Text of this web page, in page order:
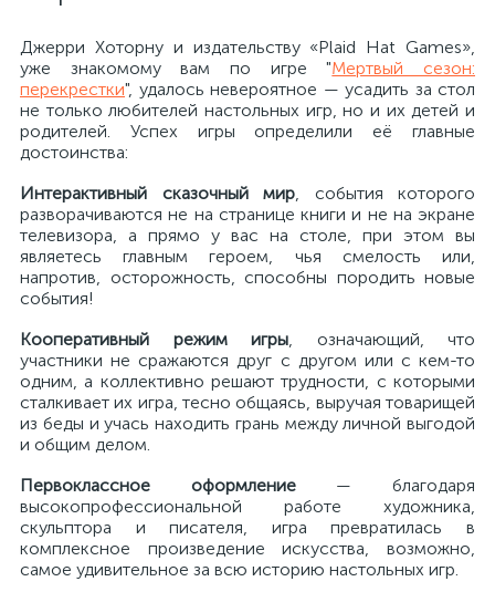
Джерри Хоторну и издательству «Plaid Hat Games»,
уже знакомому вам по игре "Мертвый сезон:
перекрестки", удалось невероятное — усадить за стол
не только любителей настольных игр, но и их детей и
родителей. Успех игры определили её главные
достоинства:
Интерактивный сказочный мир, события которого
разворачиваются не на странице книги и не на экране
телевизора, а прямо у вас на столе, при этом вы
являетесь главным героем, чья смелость или,
напротив, осторожность, способны породить новые
события!
Кооперативный режим игры, означающий, что
участники не сражаются друг с другом или с кем-то
одним, а коллективно решают трудности, с которыми
сталкивает их игра, тесно общаясь, выручая товарищей
из беды и учась находить грань между личной выгодой
и общим делом.
Первоклассное оформление— благодаря
высокопрофессиональной работе художника,
скульптора и писателя, игра превратилась в
комплексное произведение искусства, возможно,
самое удивительное за всю историю настольных игр.